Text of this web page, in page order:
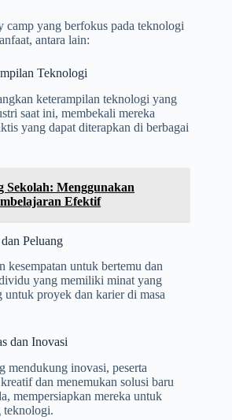
camp yang berfokus pada teknologi
antara lain:
Teknologi
keterampilan teknologi yang
saat ini, membekali mereka
yang dapat diterapkan di berbagai
Sekolah: Menggunakan
Efektif
Peluang
kesempatan untuk bertemu dan
yang memiliki minat yang
untuk proyek dan karier di masa
dan Inovasi
mendukung inovasi, peserta
dan menemukan solusi baru
mempersiapkan mereka untuk
teknologi.